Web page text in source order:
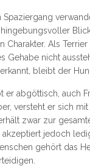
Spaziergang
Charakter. Als
Gehabe nicht
bleibt der
er abgöttisch, auch
versteht er sich
zwar zur
jedoch
gehört das